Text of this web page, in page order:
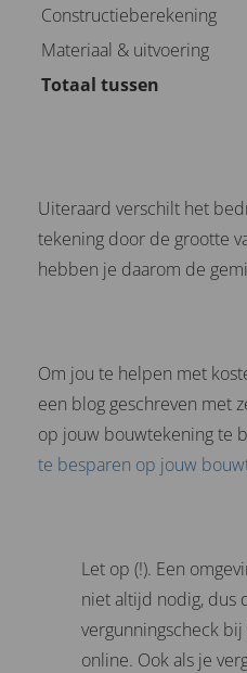
Constructieberekening
Materiaal & uitvoering
Totaal tussen
Uiteraard verschilt het
tekening door de grootte
hebben je daarom de
Om jou te helpen met
een blog geschreven met
op jouw bouwtekening te
te besparen op jouw
Let op (!). Een
niet altijd nodig, dus
vergunningscheck
online. Ook als je